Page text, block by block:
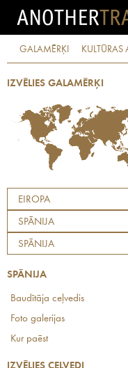
GALAMĒRĶI KULTŪRAS
IZVĒLIES GALAMĒRĶI
EIROPA
SPĀNIJA
SPĀNIJA
SPĀNIJA
Baudītāja ceļvedis
Foto galerijas
Kur paēst